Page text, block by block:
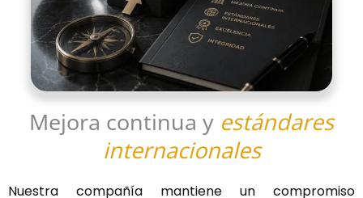
Mejora continua y estándares
internacionales
Nuestra compañía mantiene un compromiso